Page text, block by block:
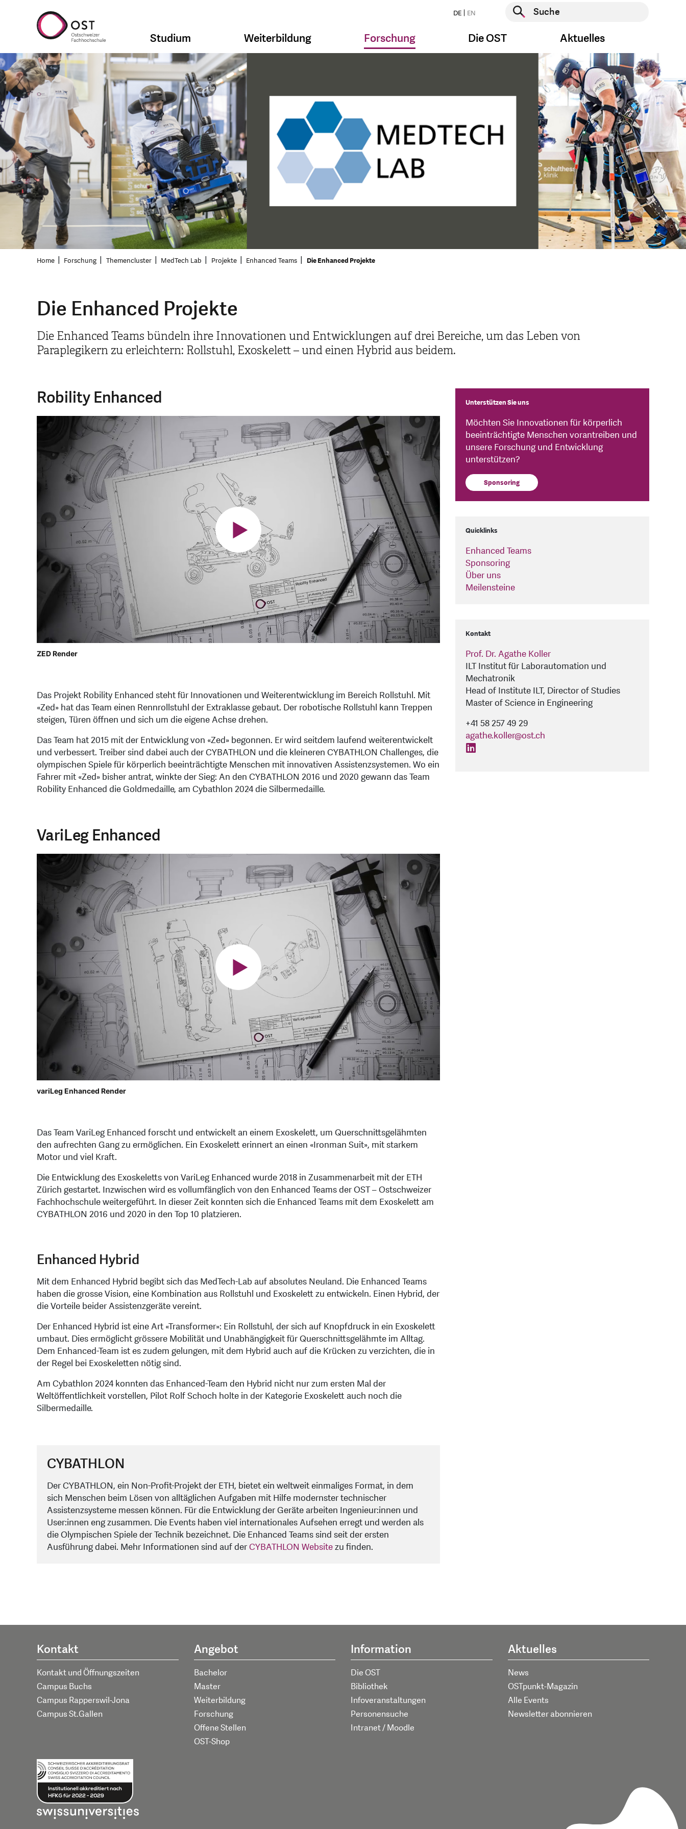
DE EN
Suche starten
Studium Weiterbildung Forschung Die OST Aktuelles
Home Forschung Themencluster MedTech Lab Projekte Enhanced Teams Die Enhanced Projekte
Die Enhanced Projekte
Die Enhanced Teams bündeln ihre Innovationen und Entwicklungen auf drei Bereiche, um das Leben von
Paraplegikern zu erleichtern: Rollstuhl, Exoskelett – und einen Hybrid aus beidem.
Robility Enhanced
ZED Render
Das Projekt Robility Enhanced steht für Innovationen und Weiterentwicklung im Bereich Rollstuhl. Mit
«Zed» hat das Team einen Rennrollstuhl der Extraklasse gebaut. Der robotische Rollstuhl kann Treppen
steigen, Türen öffnen und sich um die eigene Achse drehen.
Das Team hat 2015 mit der Entwicklung von «Zed» begonnen. Er wird seitdem laufend weiterentwickelt
und verbessert. Treiber sind dabei auch der CYBATHLON und die kleineren CYBATHLON Challenges, die
olympischen Spiele für körperlich beeinträchtigte Menschen mit innovativen Assistenzsystemen. Wo ein
Fahrer mit «Zed» bisher antrat, winkte der Sieg: An den CYBATHLON 2016 und 2020 gewann das Team
Robility Enhanced die Goldmedaille, am Cybathlon 2024 die Silbermedaille.
VariLeg Enhanced
variLeg Enhanced Render
Das Team VariLeg Enhanced forscht und entwickelt an einem Exoskelett, um Querschnittsgelähmten
den aufrechten Gang zu ermöglichen. Ein Exoskelett erinnert an einen «Ironman Suit», mit starkem
Motor und viel Kraft.
Die Entwicklung des Exoskeletts von VariLeg Enhanced wurde 2018 in Zusammenarbeit mit der ETH
Zürich gestartet. Inzwischen wird es vollumfänglich von den Enhanced Teams der OST – Ostschweizer
Fachhochschule weitergeführt. In dieser Zeit konnten sich die Enhanced Teams mit dem Exoskelett am
CYBATHLON 2016 und 2020 in den Top 10 platzieren.
Enhanced Hybrid
Mit dem Enhanced Hybrid begibt sich das MedTech-Lab auf absolutes Neuland. Die Enhanced Teams
haben die grosse Vision, eine Kombination aus Rollstuhl und Exoskelett zu entwickeln. Einen Hybrid, der
die Vorteile beider Assistenzgeräte vereint.
Der Enhanced Hybrid ist eine Art «Transformer»: Ein Rollstuhl, der sich auf Knopfdruck in ein Exoskelett
umbaut. Dies ermöglicht grössere Mobilität und Unabhängigkeit für Querschnittsgelähmte im Alltag.
Dem Enhanced-Team ist es zudem gelungen, mit dem Hybrid auch auf die Krücken zu verzichten, die in
der Regel bei Exoskeletten nötig sind.
Am Cybathlon 2024 konnten das Enhanced-Team den Hybrid nicht nur zum ersten Mal der
Weltöffentlichkeit vorstellen, Pilot Rolf Schoch holte in der Kategorie Exoskelett auch noch die
Silbermedaille.
CYBATHLON
Der CYBATHLON, ein Non-Profit-Projekt der ETH, bietet ein weltweit einmaliges Format, in dem
sich Menschen beim Lösen von alltäglichen Aufgaben mit Hilfe modernster technischer
Assistenzsysteme messen können. Für die Entwicklung der Geräte arbeiten Ingenieur:innen und
User:innen eng zusammen. Die Events haben viel internationales Aufsehen erregt und werden als
die Olympischen Spiele der Technik bezeichnet. Die Enhanced Teams sind seit der ersten
Ausführung dabei. Mehr Informationen sind auf derCYBATHLON Websitezu finden.
Unterstützen Sie uns
Möchten Sie Innovationen für körperlich
beeinträchtigte Menschen vorantreiben und
unsere Forschung und Entwicklung
unterstützen?
Sponsoring
Quicklinks
Enhanced Teams
Sponsoring
Über uns
Meilensteine
Kontakt
Prof. Dr. Agathe Koller
ILT Institut für Laborautomation und
Mechatronik
Head of Institute ILT, Director of Studies
Master of Science in Engineering
+41 58 257 49 29
agathe.koller@ost.ch
find us on: linkedin
Kontakt
Kontakt und Öffnungszeiten
Campus Buchs
Campus Rapperswil-Jona
Campus St.Gallen
Angebot
Bachelor
Master
Weiterbildung
Forschung
Offene Stellen
OST-Shop
Information
Die OST
Bibliothek
Infoveranstaltungen
Personensuche
Intranet / Moodle
Aktuelles
News
OSTpunkt-Magazin
Alle Events
Newsletter abonnieren